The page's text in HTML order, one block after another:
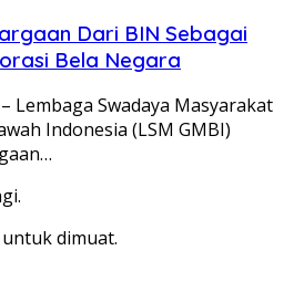
Dari BIN Sebagai
Bela Negara
Lembaga Swadaya Masyarakat
Indonesia (LSM GMBI)
dimuat.